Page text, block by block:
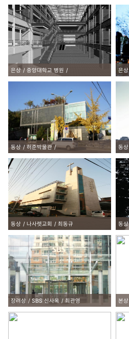
은상 중앙대학교 병원 은상
동상 허준박물관 동상
동상 나사렛교회 최동규 동상
장려상 SBS 신사옥 최관영 본상